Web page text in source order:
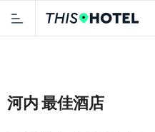
河内 最佳酒店